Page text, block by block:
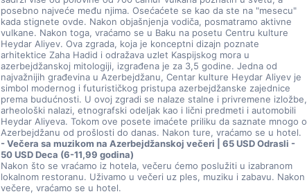
posebno najveće među njima. Osećaćete se kao da ste na "mesecu"
kada stignete ovde. Nakon objašnjenja vodiča, posmatramo aktivne
vulkane. Nakon toga, vraćamo se u Baku na posetu Centru kulture
Heydar Aliyev. Ova zgrada, koja je konceptni dizajn poznate
arhitektice Zaha Hadid i odražava uzlet Kaspijskog mora u
azerbejdžanskoj mitologiji, izgrađena je za 3,5 godine. Jedna od
najvažnijih građevina u Azerbejdžanu, Centar kulture Heydar Aliyev je
simbol modernog i futurističkog pristupa azerbejdžanske zajednice
prema budućnosti. U ovoj zgradi se nalaze stalne i privremene izložbe,
arheološki nalazi, etnografski odeljak kao i lični predmeti i automobili
Heydar Aliyeva. Tokom ove posete imaćete priliku da saznate mnogo o
Azerbejdžanu od prošlosti do danas. Nakon ture, vraćamo se u hotel.
- Večera sa muzikom na Azerbejdžanskoj večeri | 65 USD Odrasli -
50 USD Deca (6-11,99 godina)
Nakon što se vraćamo iz hotela, večeru ćemo poslužiti u izabranom
lokalnom restoranu. Uživamo u večeri uz ples, muziku i zabavu. Nakon
večere, vraćamo se u hotel.